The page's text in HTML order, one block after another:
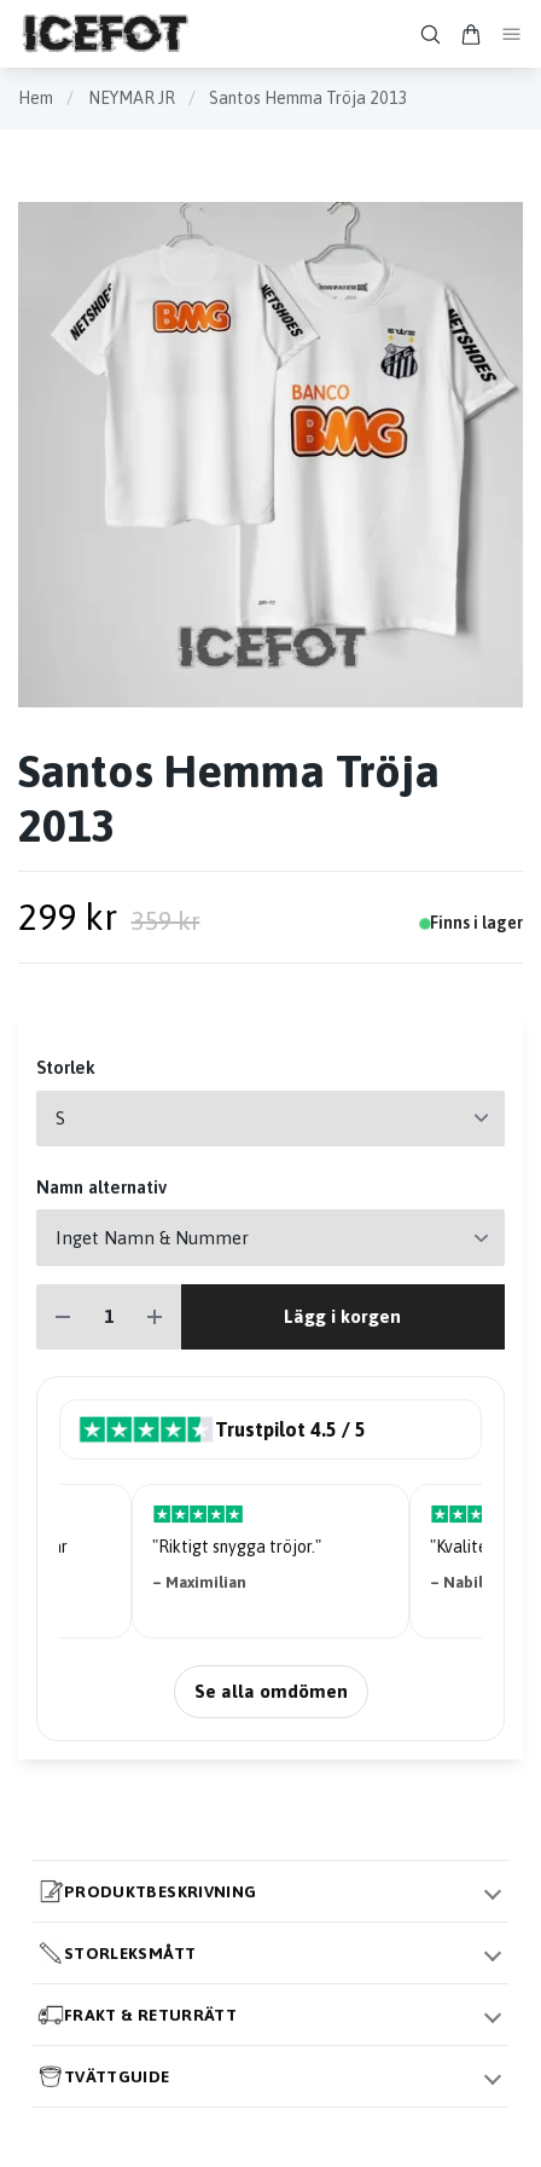
Hem / NEYMAR JR / Santos Hemma Tröja 2013
Santos Hemma Tröja
2013
299 kr 359 kr Finns i lager
Storlek
Namn alternativ
Lägg i korgen
Trustpilot 4.5 / 5
är "Riktigt snygga tröjor."
– Maximilian
"Kvaliteten på
– Nabil Abdi
Se alla omdömen
PRODUKTBESKRIVNING
STORLEKSMÅTT
FRAKT & RETURRÄTT
TVÄTTGUIDE